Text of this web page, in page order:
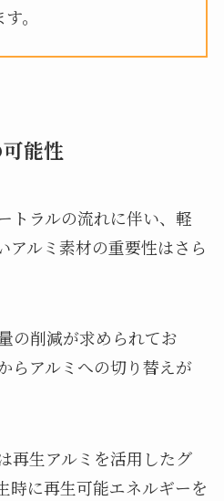
。
能性
トラルの流れに伴い、軽
アルミ素材の重要性はさら
の削減が求められてお
らアルミへの切り替えが
再生アルミを活用したグ
時に再生可能エネルギーを